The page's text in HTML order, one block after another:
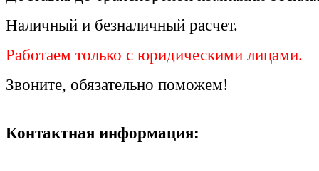
Наличный и безналичный расчет.
Работаем только с юридическими лицами.
Звоните, обязательно поможем!
Контактная информация: